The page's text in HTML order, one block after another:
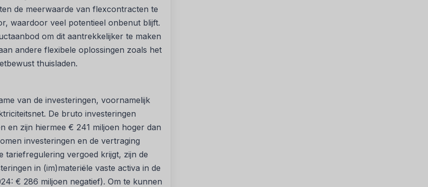
de meerwaarde van flexcontracten te
waardoor veel potentieel onbenut blijft.
om dit aantrekkelijker te maken
andere flexibele oplossingen zoals het
thuisladen.
van de investeringen, voornamelijk
De bruto investeringen
en zijn hiermee € 241 miljoen hoger dan
investeringen en de vertraging
tariefregulering vergoed krijgt, zijn de
in (im)materiële vaste activa in de
€ 286 miljoen negatief). Om te kunnen